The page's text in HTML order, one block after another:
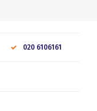
020 6106161